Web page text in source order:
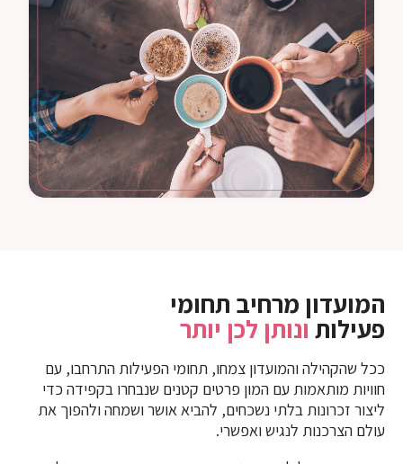
המועדון מרחיב תחומי
פעילותונותן לכן יותר
ככל שהקהילה והמועדון צמחו, תחומי הפעילות התרחבו, עם
חוויות מותאמות עם המון פרטים קטנים שנבחרו בקפידה כדי
ליצור זכרונות בלתי נשכחים, להביא אושר ושמחה ולהפוך את
עולם הצרכנות לנגיש ואפשרי.